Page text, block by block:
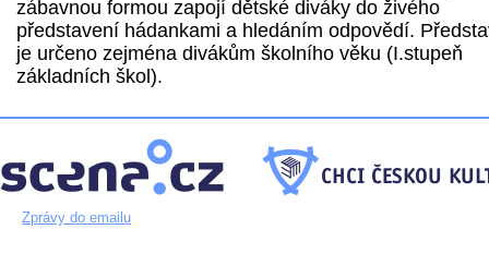
zábavnou formou zapojí dětské diváky do živého
představení hádankami a hledáním odpovědí.
je určeno zejména divákům školního věku (I.stupeň
základních škol).
Zprávy do emailu